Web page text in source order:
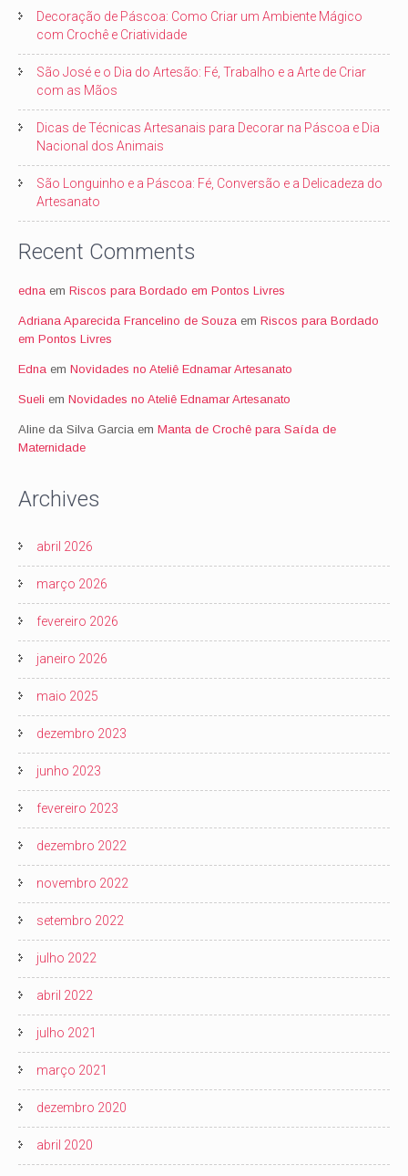
Decoração de Páscoa: Como Criar um Ambiente Mágico
com Crochê e Criatividade
São José e o Dia do Artesão: Fé, Trabalho e a Arte de Criar
com as Mãos
Dicas de Técnicas Artesanais para Decorar na Páscoa e Dia
Nacional dos Animais
São Longuinho e a Páscoa: Fé, Conversão e a Delicadeza do
Artesanato
Recent Comments
edna em Riscos para Bordado em Pontos Livres
Adriana Aparecida Francelino de Souza em Riscos para Bordado
em Pontos Livres
Edna em Novidades no Ateliê Ednamar Artesanato
Sueli em Novidades no Ateliê Ednamar Artesanato
Aline da Silva Garcia em Manta de Crochê para Saída de
Maternidade
Archives
abril 2026
março 2026
fevereiro 2026
janeiro 2026
maio 2025
dezembro 2023
junho 2023
fevereiro 2023
dezembro 2022
novembro 2022
setembro 2022
julho 2022
abril 2022
julho 2021
março 2021
dezembro 2020
abril 2020